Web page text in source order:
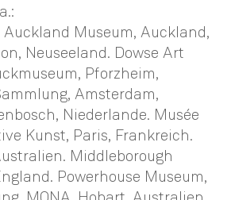
Museum, Auckland,
Neuseeland. Dowse Art
Pforzheim,
Amsterdam,
Niederlande. Musée
Kunst, Paris, Frankreich.
Middleborough
Powerhouse Museum,